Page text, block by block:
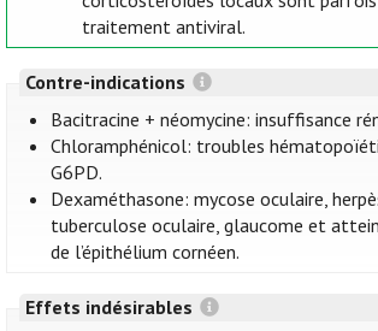
traitement antiviral.
Contre-indications
Bacitracine + néomycine: insuffisance
Chloramphénicol: troubles
G6PD.
Dexaméthasone: mycose oculaire,
tuberculose oculaire, glaucome et
de l’épithélium cornéen.
Effets indésirables